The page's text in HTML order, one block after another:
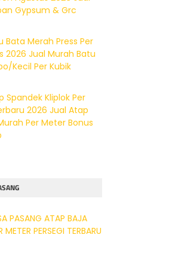
Gypsum & Grc
Bata Merah Press Per
2026 Jual Murah Batu
Kecil Per Kubik
Spandek Kliplok Per
2026 Jual Atap
Per Meter Bonus
PASANG ATAP BAJA
METER PERSEGI TERBARU